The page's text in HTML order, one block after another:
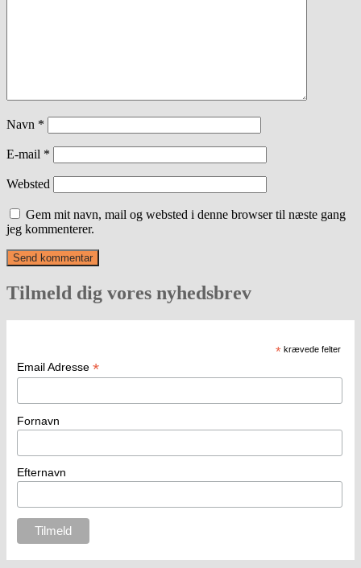
Navn *
E-mail *
Websted
Gem mit navn, mail og websted i denne browser til næste gang
jeg kommenterer.
Tilmeld dig vores nyhedsbrev
* krævede felter
Email Adresse *
Fornavn
Efternavn